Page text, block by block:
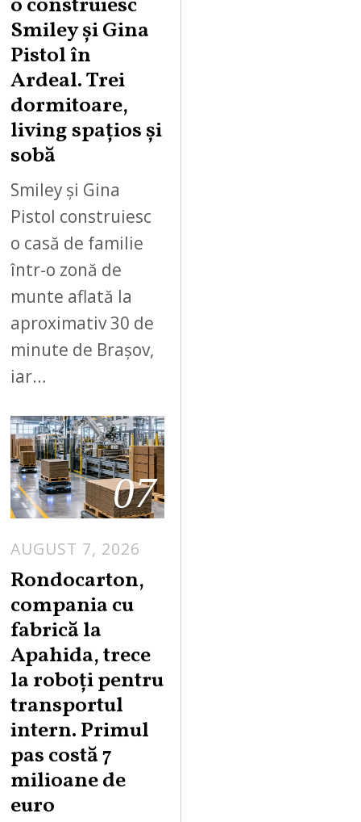
Smiley şi Gina
Pistol în
Ardeal. Trei
dormitoare,
living spațios și
sobă
Smiley și Gina
Pistol construiesc
o casă de familie
într-o zonă de
munte aflată la
aproximativ 30 de
minute de Brașov,
iar…
07
AUGUST 7, 2026
G
T
7
2
Rondocarton,
compania cu
fabrică la
Apahida, trece
la roboți pentru
transportul
intern. Primul
pas costă 7
milioane de
euro